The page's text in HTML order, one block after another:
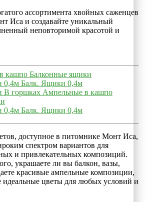
ассортимента хвойных саженцев
Иса и создавайте уникальный
неповторимой красотой и
кашпо Балконные ящики
0,4м Балк. Ящики 0,4м
В горшках Ампельные в кашпо
0,4м Балк. Ящики 0,4м
доступное в питомнике Монт Иса,
спектром вариантов для
и привлекательных композиций.
украшаете ли вы балкон, вазы,
красивые ампельные композиции,
идеальные цветы для любых условий и